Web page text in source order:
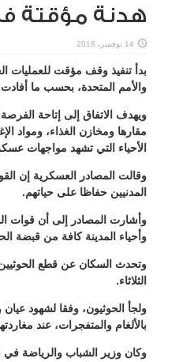
هدنة مؤقتة
14 نوفمبر، 2018
بدأ تنفيذ وقف مؤقت للعمليات
والأمم المتحدة، بحسب ما
ويهدف الاتفاق إلى إتاحة
مقارها ومخازن الغذاء، ومواد
الأحياء التي تشهد مواجهات
وقالت المصادر العسكرية إن
المدنيين حفاظا على حياتهم.
وأشارت المصادر إلى أن قوات
وأحياء المدينة كافة من قبضة
وتحدث السكان عن قطع الحوثيين
الثلاثاء.
ولجأ الحوثيون، وفقا لشهود
بالألغام والمتفجرات، عند
وكان وزير الشباب والرياضة